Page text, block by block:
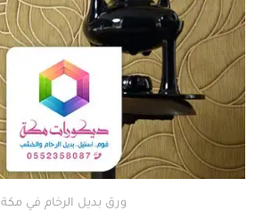
ورق بديل الرخام في مكة